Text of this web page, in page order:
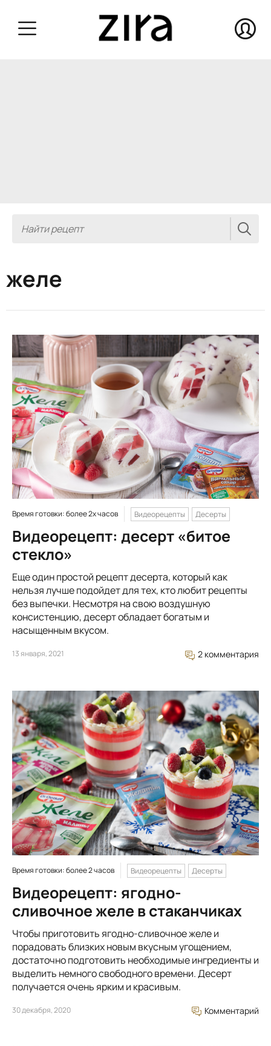
желе
Время готовки: более 2х часов Видеорецепты Десерты
Видеорецепт: десерт «битое
стекло»
Еще один простой рецепт десерта, который как
нельзя лучше подойдет для тех, кто любит рецепты
без выпечки. Несмотря на свою воздушную
консистенцию, десерт обладает богатым и
насыщенным вкусом.
13 января, 2021 2 комментария
Время готовки: более 2 часов Видеорецепты Десерты
Видеорецепт: ягодно-
сливочное желе в стаканчиках
Чтобы приготовить ягодно-сливочное желе и
порадовать близких новым вкусным угощением,
достаточно подготовить необходимые ингредиенты и
выделить немного свободного времени. Десерт
получается очень ярким и красивым.
30 декабря, 2020 Комментарий